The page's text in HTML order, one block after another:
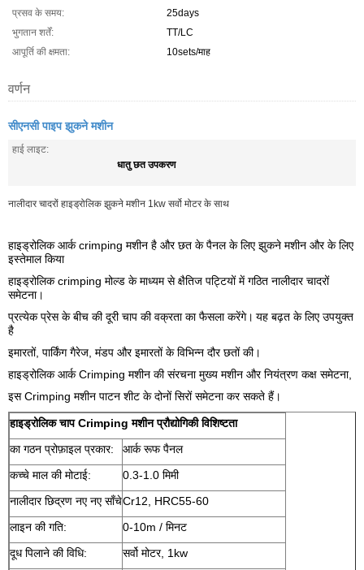
प्रसव के समय:
25days
भुगतान शर्तें:
TT/LC
आपूर्ति की क्षमता:
10sets/माह
वर्णन
सीएनसी पाइप झुकने मशीन
हाई लाइट:
धातु छत उपकरण
नालीदार चादरों हाइड्रोलिक झुकने मशीन 1kw सर्वो मोटर के साथ
हाइड्रोलिक आर्क crimping मशीन है और छत के पैनल के लिए झुकने मशीन और के लिए
इस्तेमाल किया
हाइड्रोलिक crimping मोल्ड के माध्यम से क्षैतिज पट्टियों में गठित नालीदार चादरों
समेटना।
प्रत्येक प्रेस के बीच की दूरी चाप की वक्रता का फैसला करेंगे। यह बढ़त के लिए उपयुक्त
है
इमारतों, पार्किंग गैरेज, मंडप और इमारतों के विभिन्न दौर छतों की।
हाइड्रोलिक आर्क Crimping मशीन की संरचना मुख्य मशीन और नियंत्रण कक्ष समेटना,
इस Crimping मशीन पाटन शीट के दोनों सिरों समेटना कर सकते हैं।
हाइड्रोलिक चाप Crimping मशीन प्रौद्योगिकी विशिष्टता
का गठन प्रोफ़ाइल प्रकार:
आर्क रूफ पैनल
कच्चे माल की मोटाई:
0.3-1.0 मिमी
नालीदार छिद्रण नए नए साँचेCr12, HRC55-60
लाइन की गति:
0-10m / मिनट
दूध पिलाने की विधि:
सर्वो मोटर, 1kw